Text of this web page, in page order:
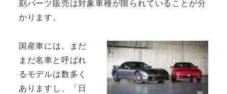
刻パーツ販売は対象車種が限られていることが分
かります。
国産車には、まだ
まだ名車と呼ばれ
るモデルは数多く
ありますし、「日